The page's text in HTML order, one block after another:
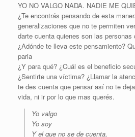
YO NO VALGO NADA. NADIE ME
¿Te encontrás pensando de esta
generalizaciones que no te permiten
darte cuenta quienes son las personas
¿Adónde te lleva este pensamiento?
paria
¿Y para qué? ¿Cuál es el beneficio
¿Sentirte una víctima? ¿Llamar la
te des cuenta que pensar así no te
vida, ni ir por lo que mas querés.
Yo valgo
Yo soy
Y el que no se de cuenta,